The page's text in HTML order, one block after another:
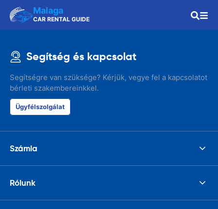
Malaga
CAR RENTAL GUIDE
Segítség és kapcsolat
Segítségre van szüksége? Kérjük, vegye fel a kapcsolatot
bérleti szakembereinkkel.
Ügyfélszolgálat
Számla
Rólunk